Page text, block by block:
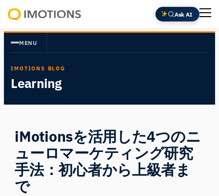
内
容
を
ス
ッ
Insight
Ask AI
MENU
IMOTIONS BLOG
Learning
iMotionsを活用した4つのニ
ューロマーケティング研究
手法：初心者から上級者ま
で